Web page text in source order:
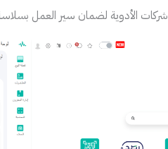
الأدوية لضمان سير العمل